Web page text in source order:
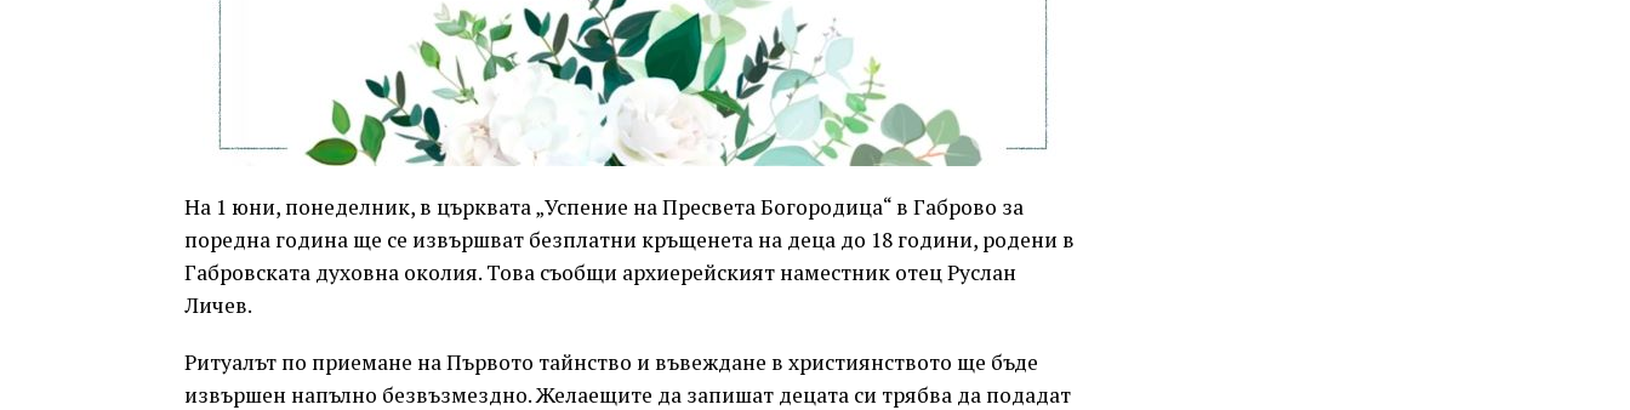
На 1 юни, понеделник, в църквата „Успение на Пресвета Богородица“ в Габрово за
поредна година ще се извършват безплатни кръщенета на деца до 18 години, родени в
Габровската духовна околия. Това съобщи архиерейският наместник отец Руслан
Личев.
Ритуалът по приемане на Първото тайнство и въвеждане в християнството ще бъде
извършен напълно безвъзмездно. Желаещите да запишат децата си трябва да подадат